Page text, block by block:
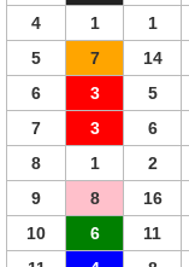
4
1 1
5
7 14
6
3 5
7
3 6
8
1 2
9
8 16
10
6 11